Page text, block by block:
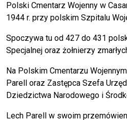
Polski Cmentarz Wojenny w
1944 r. przy polskim Szpitalu
Spoczywa tu od 427 do 431
Specjalnej oraz żołnierzy
Na Polskim Cmentarzu
Parell oraz Zastępca Szefa
Dziedzictwa Narodowego i
Lech Parell w swoim